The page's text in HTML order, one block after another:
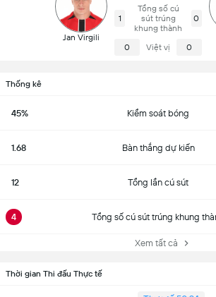
Jan Virgili
1
Tổng số cú
sút trúng
khung thành
0
0 Việt vị 0
Thống kê
45% Kiểm soát bóng
1.68 Bàn thắng dự kiến
12 Tổng lần cú sút
4 Tổng số cú sút trúng khung
Xem tất cả
Thời gian Thi đấu Thực tế